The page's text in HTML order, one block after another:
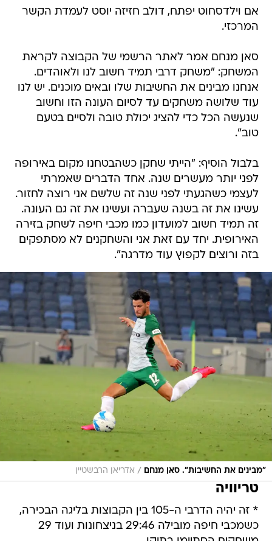
אם וילדסחוט יפתח, דולב חזיזה יוסט לעמדת הקשר
המרכזי.
סאן מנחם אמר לאתר הרשמי של הקבוצה לקראת
המשחק: "משחק דרבי תמיד חשוב לנו ולאוהדים.
אנחנו מבינים את החשיבות שלו ובאים מוכנים. יש לנו
עוד שלושה משחקים עד לסיום העונה הזו וחשוב
שנעשה הכל כדי להציג יכולת טובה ולסיים בטעם
טוב".
בלבול הוסיף: "הייתי שחקן כשהבטחנו מקום באירופה
לפני יותר מעשרים שנה. אחד הדברים שאמרתי
לעצמי כשהגעתי לפני שנה זה שלשם אני רוצה לחזור.
עשינו את זה בשנה שעברה ועשינו את זה גם העונה.
זה תמיד חשוב למועדון כמו מכבי חיפה לשחק בזירה
האירופית. יחד עם זאת אני והשחקנים לא מסתפקים
בזה ורוצים לקפוץ עוד מדרגה".
"מבינים את החשיבות". סאן מנחם / אדריאן הרבשטיין
טריוויה
* זה יהיה הדרבי ה-105 בין הקבוצות בליגה הבכירה,
כשמכבי חיפה מובילה 29:46 בניצחונות ועוד 29